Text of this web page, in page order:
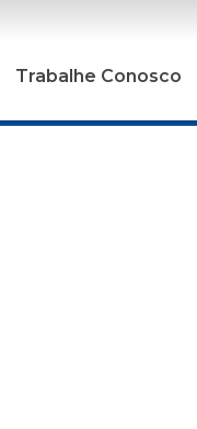
Trabalhe Conosco